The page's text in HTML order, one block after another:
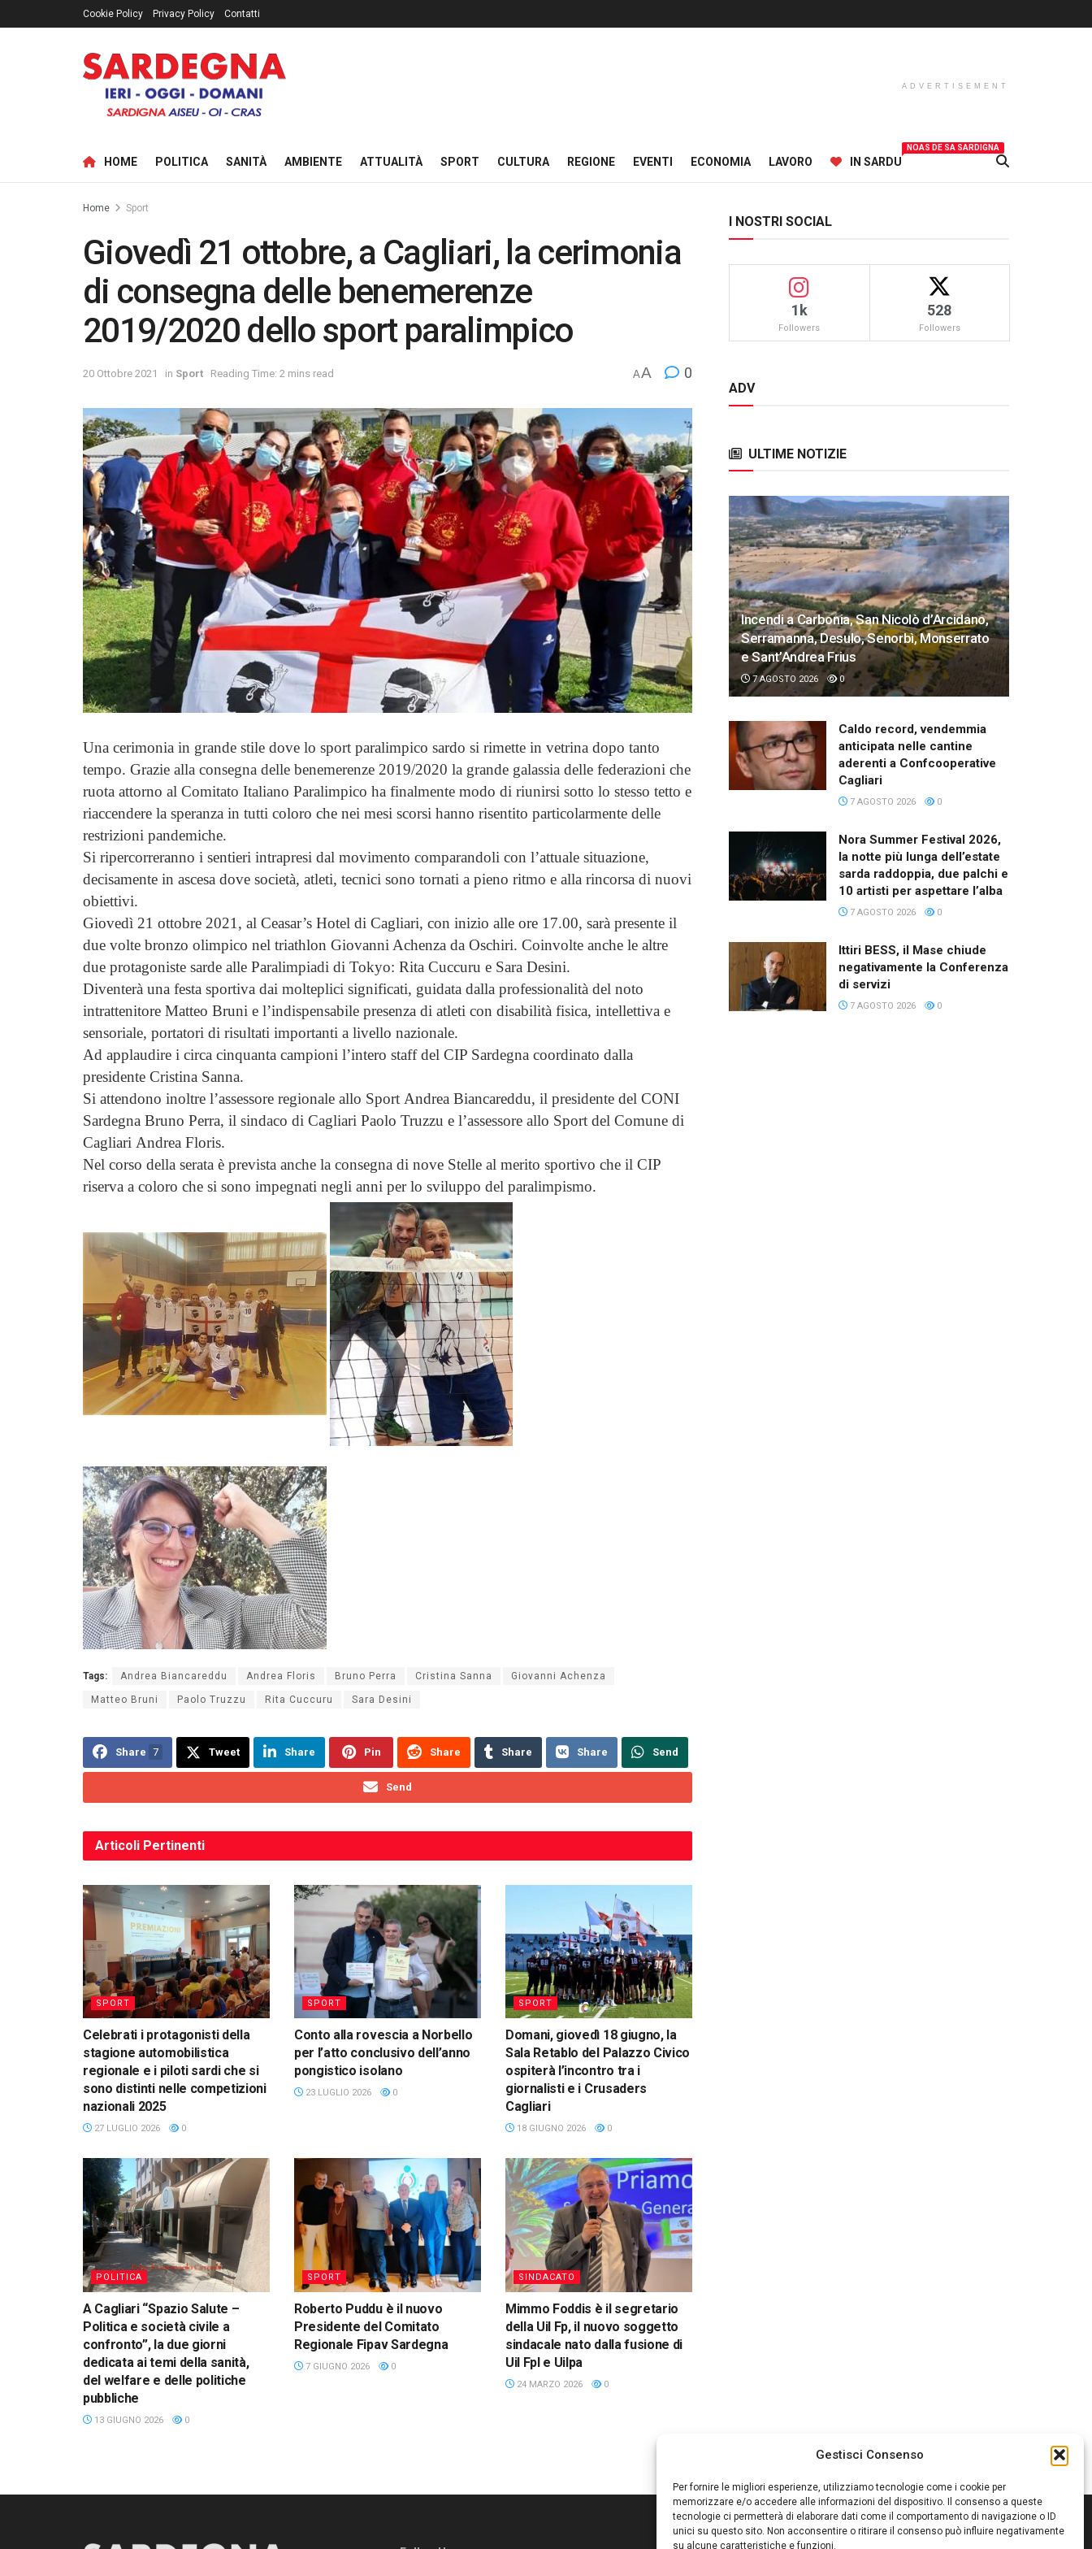
Gestisci Consenso
Per fornire le migliori esperienze, utilizziamo tecnologie come i cookie per
memorizzare e/o accedere alle informazioni del dispositivo. Il consenso a queste
tecnologie ci permetterà di elaborare dati come il comportamento di navigazione o ID
unici su questo sito. Non acconsentire o ritirare il consenso può influire negativamente
su alcune caratteristiche e funzioni.
Cookie Policy Privacy Policy Contatti
ADVERTISEMENT
HOME POLITICA SANITÀ AMBIENTE ATTUALITÀ SPORT CULTURA REGIONE EVENTI ECONOMIA LAVORO IN SARDU
NOAS DE SA SARDIGNA
Home Sport
Giovedì 21 ottobre, a Cagliari, la cerimonia
di consegna delle benemerenze
2019/2020 dello sport paralimpico
20 Ottobre 2021 in Sport Reading Time: 2 mins read AA 0
Una cerimonia in grande stile dove lo sport paralimpico sardo si rimette in vetrina dopo tanto
tempo. Grazie alla consegna delle benemerenze 2019/2020 la grande galassia delle federazioni che
ruota attorno al Comitato Italiano Paralimpico ha finalmente modo di riunirsi sotto lo stesso tetto e
riaccendere la speranza in tutti coloro che nei mesi scorsi hanno risentito particolarmente delle
restrizioni pandemiche.
Si ripercorreranno i sentieri intrapresi dal movimento comparandoli con l’attuale situazione,
decisamente in ascesa dove società, atleti, tecnici sono tornati a pieno ritmo e alla rincorsa di nuovi
obiettivi.
Giovedì 21 ottobre 2021, al Ceasar’s Hotel di Cagliari, con inizio alle ore 17.00, sarà presente il
due volte bronzo olimpico nel triathlon Giovanni Achenza da Oschiri. Coinvolte anche le altre
due protagoniste sarde alle Paralimpiadi di Tokyo: Rita Cuccuru e Sara Desini.
Diventerà una festa sportiva dai molteplici significati, guidata dalla professionalità del noto
intrattenitore Matteo Bruni e l’indispensabile presenza di atleti con disabilità fisica, intellettiva e
sensoriale, portatori di risultati importanti a livello nazionale.
Ad applaudire i circa cinquanta campioni l’intero staff del CIP Sardegna coordinato dalla
presidente Cristina Sanna.
Si attendono inoltre l’assessore regionale allo Sport Andrea Biancareddu, il presidente del CONI
Sardegna Bruno Perra, il sindaco di Cagliari Paolo Truzzu e l’assessore allo Sport del Comune di
Cagliari Andrea Floris.
Nel corso della serata è prevista anche la consegna di nove Stelle al merito sportivo che il CIP
riserva a coloro che si sono impegnati negli anni per lo sviluppo del paralimpismo.
Tags: Andrea Biancareddu Andrea Floris Bruno Perra Cristina Sanna Giovanni Achenza
Matteo Bruni Paolo Truzzu Rita Cuccuru Sara Desini
Share 7 Tweet Share Pin Share Share Share Send
Send
Articoli Pertinenti
SPORT
Celebrati i protagonisti della
stagione automobilistica
regionale e i piloti sardi che si
sono distinti nelle competizioni
nazionali 2025
27 LUGLIO 2026 0
SPORT
Conto alla rovescia a Norbello
per l’atto conclusivo dell’anno
pongistico isolano
23 LUGLIO 2026 0
SPORT
Domani, giovedì 18 giugno, la
Sala Retablo del Palazzo Civico
ospiterà l’incontro tra i
giornalisti e i Crusaders
Cagliari
18 GIUGNO 2026 0
POLITICA
A Cagliari “Spazio Salute –
Politica e società civile a
confronto”, la due giorni
dedicata ai temi della sanità,
del welfare e delle politiche
pubbliche
13 GIUGNO 2026 0
SPORT
Roberto Puddu è il nuovo
Presidente del Comitato
Regionale Fipav Sardegna
7 GIUGNO 2026 0
SINDACATO
Mimmo Foddis è il segretario
della Uil Fp, il nuovo soggetto
sindacale nato dalla fusione di
Uil Fpl e Uilpa
24 MARZO 2026 0
I NOSTRI SOCIAL
1k
Followers
528
Followers
ADV
ULTIME NOTIZIE
Incendi a Carbonia, San Nicolò d’Arcidano,
Serramanna, Desulo, Senorbì, Monserrato
e Sant’Andrea Frius
7 AGOSTO 2026 0
Caldo record, vendemmia
anticipata nelle cantine
aderenti a Confcooperative
Cagliari
7 AGOSTO 2026 0
Nora Summer Festival 2026,
la notte più lunga dell’estate
sarda raddoppia, due palchi e
10 artisti per aspettare l’alba
7 AGOSTO 2026 0
Ittiri BESS, il Mase chiude
negativamente la Conferenza
di servizi
7 AGOSTO 2026 0